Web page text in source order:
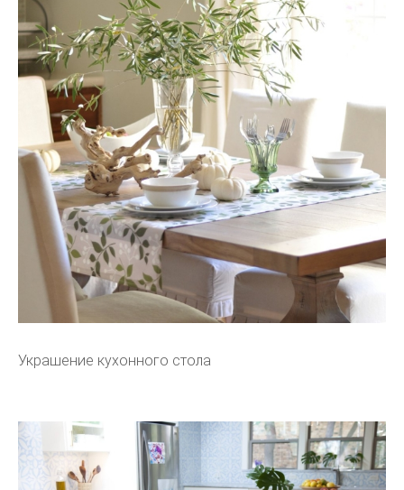
Украшение кухонного стола